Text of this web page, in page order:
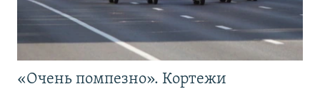
«Очень помпезно». Кортежи